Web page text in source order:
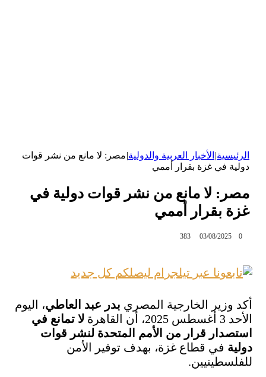
الرئيسية| الأخبار العربية والدولية|مصر: لا مانع من نشر قوات
دولية في غزة بقرار أممي
مصر: لا مانع من نشر قوات دولية في
غزة بقرار أممي
03/08/2025 0
أكد وزير الخارجية المصري بدر عبد العاطي، اليوم
الأحد 3 أغسطس 2025، أن القاهرة
لا تمانع في
استصدار قرار من الأمم المتحدة لنشر قوات
دولية في قطاع غزة، بهدف توفير الأمن
للفلسطينيين.